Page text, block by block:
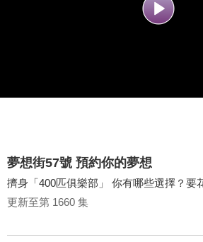
夢想街57號 預約你的夢想
擠身「400匹俱樂部」 你有哪些選擇？要
更新至第 1660 集